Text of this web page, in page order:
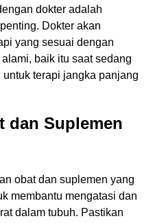
dokter adalah
Dokter akan
yang sesuai dengan
baik itu saat sedang
terapi jangka panjang
dan Suplemen
obat dan suplemen yang
membantu mengatasi dan
dalam tubuh. Pastikan